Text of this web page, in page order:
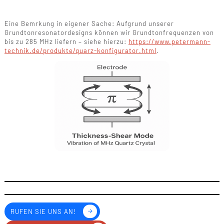
Eine Bemrkung in eigener Sache: Aufgrund unserer
Grundtonresonatordesigns können wir Grundtonfrequenzen von
bis zu 285 MHz liefern – siehe hierzu: https://www.petermann-
technik.de/produkte/quarz-konfigurator.html.
RUFEN SIE UNS AN!